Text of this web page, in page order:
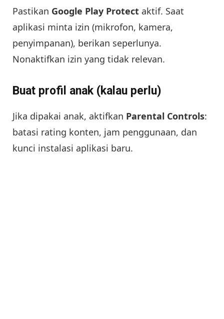
Pastikan Google Play Protect aktif. Saat
aplikasi minta izin (mikrofon, kamera,
penyimpanan), berikan seperlunya.
Nonaktifkan izin yang tidak relevan.
Buat profil anak (kalau perlu)
Jika dipakai anak, aktifkan Parental Controls:
batasi rating konten, jam penggunaan, dan
kunci instalasi aplikasi baru.